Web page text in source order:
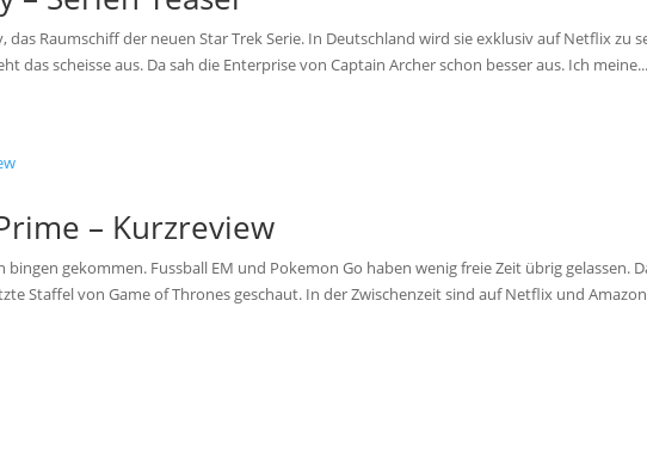
das Raumschiff der neuen Star Trek Serie. In Deutschland wird sie exklusiv auf Netflix zu
das scheisse aus. Da sah die Enterprise von Captain Archer schon besser aus. Ich meine...
– Kurzreview
gekommen. Fussball EM und Pokemon Go haben wenig freie Zeit übrig gelassen.
Staffel von Game of Thrones geschaut. In der Zwischenzeit sind auf Netflix und Amazon